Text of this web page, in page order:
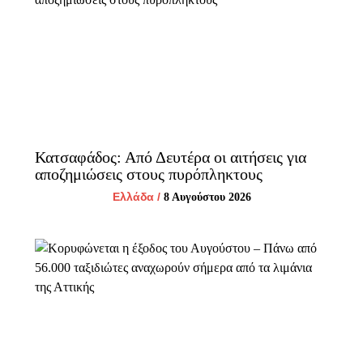
Κατσαφάδος: Από Δευτέρα οι αιτήσεις για
αποζημιώσεις στους πυρόπληκτους
Ελλάδα/ 8 Αυγούστου 2026